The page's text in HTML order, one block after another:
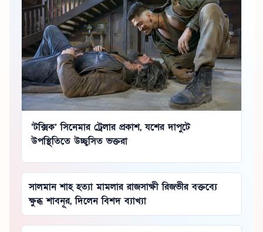
‘টক্সিক’ সিনেমার ট্রেলার প্রকাশ, যশের দাপুটে
উপস্থিতিতে উচ্ছ্বসিত ভক্তরা
সালমান শাহ হত্যা মামলার রাজসাক্ষী রিজভীর বক্তব্যে
ক্ষুব্ধ শাবনূর, দিলেন বিশদ ব্যাখ্যা